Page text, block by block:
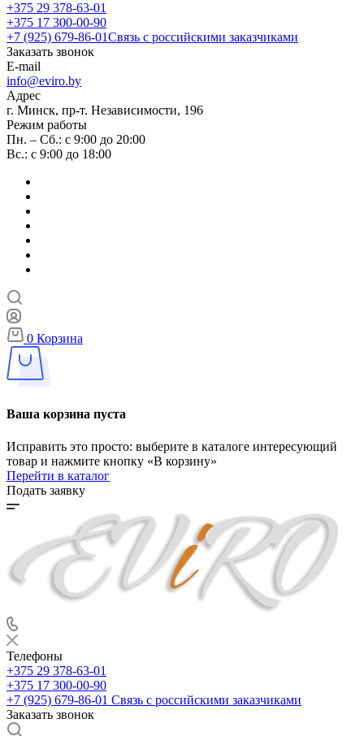
+375 29 378-63-01
+375 17 300-00-90
+7 (925) 679-86-01Связь с российскими заказчиками
Заказать звонок
E-mail
info@eviro.by
Адрес
г. Минск, пр-т. Независимости, 196
Режим работы
Пн. – Сб.: с 9:00 до 20:00
Вс.: с 9:00 до 18:00
0 Корзина
Ваша корзина пуста
Исправить это просто: выберите в каталоге интересующий
товар и нажмите кнопку «В корзину»
Перейти в каталог
Подать заявку
Телефоны
+375 29 378-63-01
+375 17 300-00-90
+7 (925) 679-86-01 Связь с российскими заказчиками
Заказать звонок